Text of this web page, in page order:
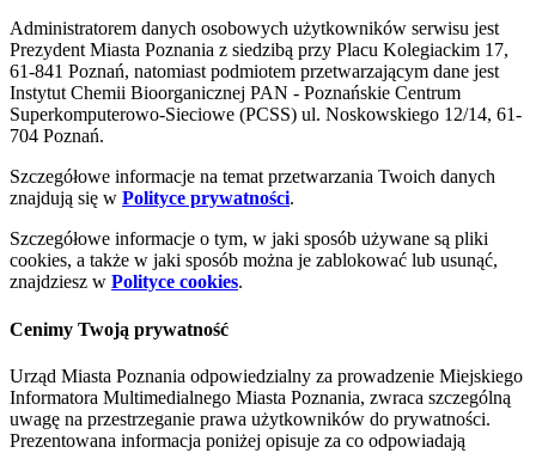
Administratorem danych osobowych użytkowników serwisu jest
Prezydent Miasta Poznania z siedzibą przy Placu Kolegiackim 17,
61-841 Poznań, natomiast podmiotem przetwarzającym dane jest
Instytut Chemii Bioorganicznej PAN - Poznańskie Centrum
Superkomputerowo-Sieciowe (PCSS) ul. Noskowskiego 12/14, 61-
704 Poznań.
Szczegółowe informacje na temat przetwarzania Twoich danych
znajdują się w Polityce prywatności.
Szczegółowe informacje o tym, w jaki sposób używane są pliki
cookies, a także w jaki sposób można je zablokować lub usunąć,
znajdziesz w Polityce cookies.
Cenimy Twoją prywatność
Urząd Miasta Poznania odpowiedzialny za prowadzenie Miejskiego
Informatora Multimedialnego Miasta Poznania, zwraca szczególną
uwagę na przestrzeganie prawa użytkowników do prywatności.
Prezentowana informacja poniżej opisuje za co odpowiadają